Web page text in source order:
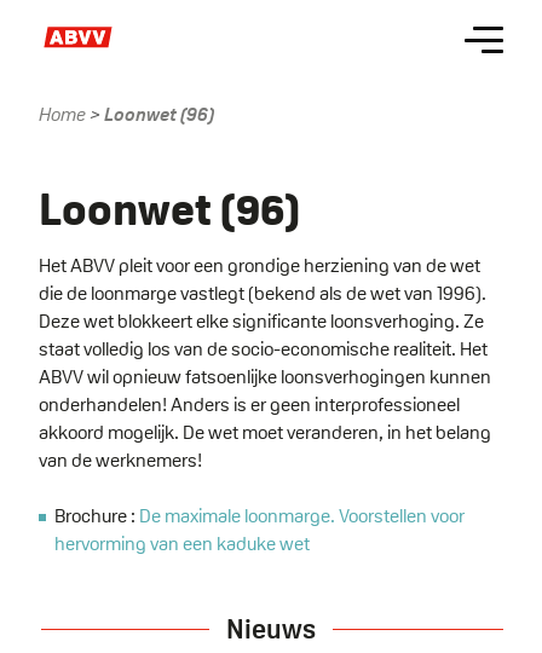
Menu
Home Loonwet (96)
Name
Loonwet (96)
Het ABVV pleit voor een grondige herziening van de wet
die de loonmarge vastlegt (bekend als de wet van 1996).
Deze wet blokkeert elke significante loonsverhoging. Ze
staat volledig los van de socio-economische realiteit. Het
ABVV wil opnieuw fatsoenlijke loonsverhogingen kunnen
onderhandelen! Anders is er geen interprofessioneel
akkoord mogelijk. De wet moet veranderen, in het belang
van de werknemers!
Brochure : De maximale loonmarge. Voorstellen voor
hervorming van een kaduke wet
Nieuws